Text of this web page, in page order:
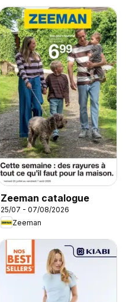
Zeeman catalogue
25/07 - 07/08/2026
Zeeman